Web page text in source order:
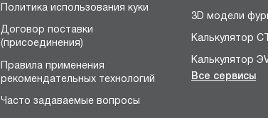
Политика использования куки
Договор поставки
(присоединения)
Правила применения
рекомендательных технологий
Часто задаваемые вопросы
3D модели
Калькулятор
Калькулятор
Конструктор
Все сервисы